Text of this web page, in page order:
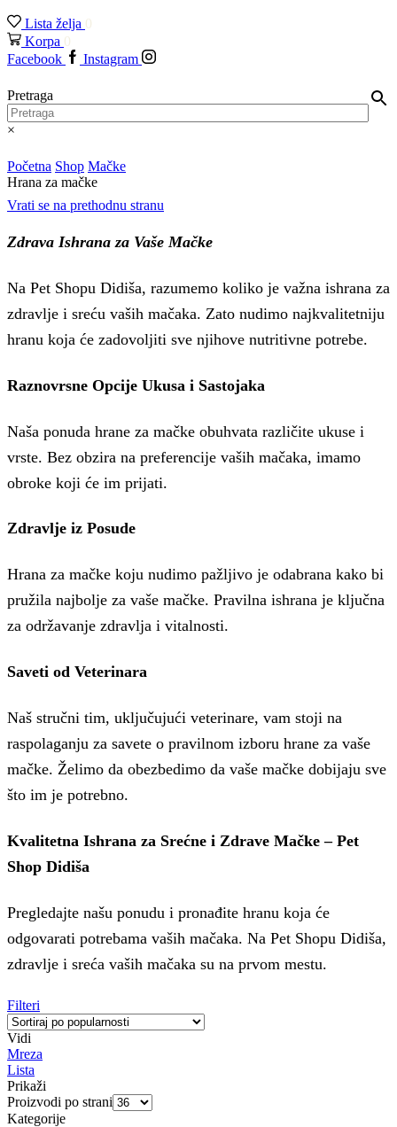
Lista želja 0
Korpa 0
Facebook
Instagram
Pretraga
×
Početna Shop Mačke
Hrana za mačke
Vrati se na prethodnu stranu
Zdrava Ishrana za Vaše Mačke
Na Pet Shopu Didiša, razumemo koliko je važna ishrana za
zdravlje i sreću vaših mačaka. Zato nudimo najkvalitetniju
hranu koja će zadovoljiti sve njihove nutritivne potrebe.
Raznovrsne Opcije Ukusa i Sastojaka
Naša ponuda hrane za mačke obuhvata različite ukuse i
vrste. Bez obzira na preferencije vaših mačaka, imamo
obroke koji će im prijati.
Zdravlje iz Posude
Hrana za mačke koju nudimo pažljivo je odabrana kako bi
pružila najbolje za vaše mačke. Pravilna ishrana je ključna
za održavanje zdravlja i vitalnosti.
Saveti od Veterinara
Naš stručni tim, uključujući veterinare, vam stoji na
raspolaganju za savete o pravilnom izboru hrane za vaše
mačke. Želimo da obezbedimo da vaše mačke dobijaju sve
što im je potrebno.
Kvalitetna Ishrana za Srećne i Zdrave Mačke – Pet
Shop Didiša
Pregledajte našu ponudu i pronađite hranu koja će
odgovarati potrebama vaših mačaka. Na Pet Shopu Didiša,
zdravlje i sreća vaših mačaka su na prvom mestu.
Filteri
Vidi
Mreza
Lista
Prikaži
Proizvodi po strani
Kategorije